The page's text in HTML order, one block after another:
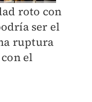
roto con
ser el
ruptura
el